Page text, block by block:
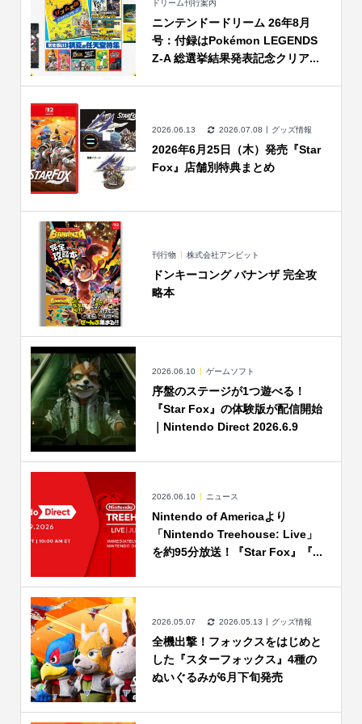
ドリーム刊行案内
ニンテンドードリーム 26年8月
号：付録はPokémon LEGENDS
Z-A 総選挙結果発表記念クリア...
2026.06.13 2026.07.08 グッズ情報
2026年6月25日（木）発売『Star
Fox』店舗別特典まとめ
刊行物 株式会社アンビット
ドンキーコング バナンザ 完全攻
略本
2026.06.10 ゲームソフト
序盤のステージが1つ遊べる！
『Star Fox』の体験版が配信開始
｜Nintendo Direct 2026.6.9
2026.06.10 ニュース
Nintendo of Americaより
「Nintendo Treehouse: Live」
を約95分放送！『Star Fox』『...
2026.05.07 2026.05.13 グッズ情報
全機出撃！フォックスをはじめと
した『スターフォックス』4種の
ぬいぐるみが6月下旬発売